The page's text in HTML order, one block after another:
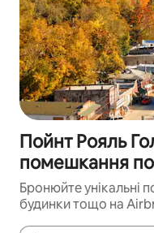
Пойнт Рояль
помешкання
Бронюйте унікальні
будинки тощо на